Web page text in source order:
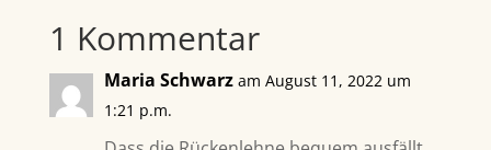
1 Kommentar
Maria Schwarz am August 11, 2022 um
1:21 p.m.